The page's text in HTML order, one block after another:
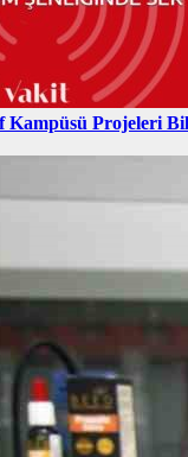
Kampüsü Projeleri